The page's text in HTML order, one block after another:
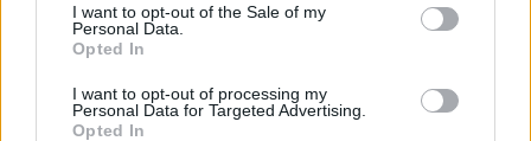
I want to opt-out of the Sale of my
Personal Data.
Opted In
I want to opt-out of processing my
Personal Data for Targeted Advertising.
Opted In
By ΓΙΏΡΓΟΣ ΓΡΊΒΑΣ
ΕΤΙΚΕΤΕΣ